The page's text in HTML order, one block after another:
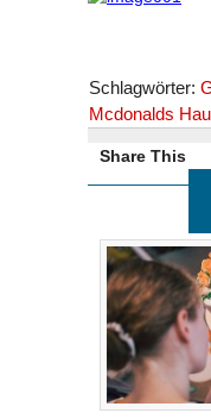
Schlagwörter:
Mcdonalds
Share This